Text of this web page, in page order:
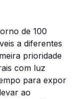
de 100
​​a diferentes
prioridade
com luz
para expor
ao